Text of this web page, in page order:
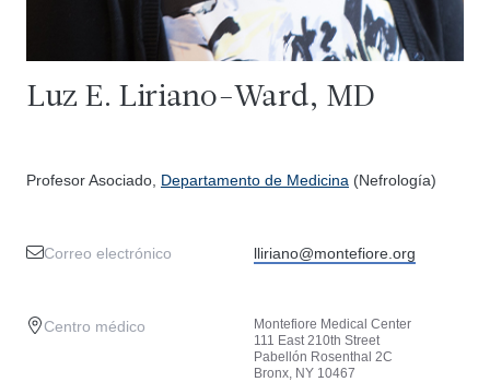
Luz E. Liriano-Ward, MD
Profesor Asociado, Departamento de Medicina (Nefrología)
Correo electrónico lliriano@montefiore.org
Centro médico
Montefiore Medical Center
111 East 210th Street
Pabellón Rosenthal 2C
Bronx, NY 10467